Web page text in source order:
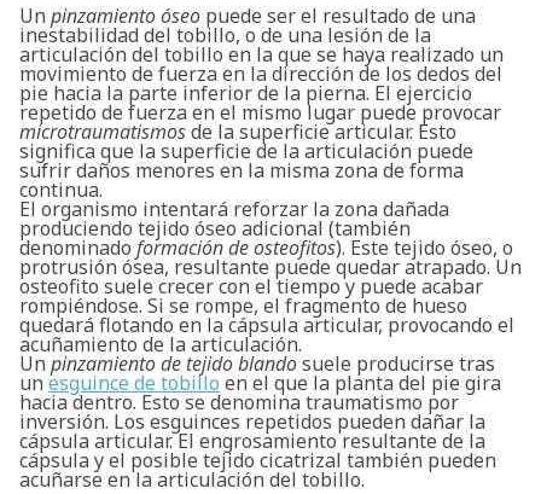
Un pinzamiento óseo puede ser el resultado de una
inestabilidad del tobillo, o de una lesión de la
articulación del tobillo en la que se haya realizado un
movimiento de fuerza en la dirección de los dedos del
pie hacia la parte inferior de la pierna. El ejercicio
repetido de fuerza en el mismo lugar puede provocar
microtraumatismosde la superficie articular. Esto
significa que la superficie de la articulación puede
sufrir daños menores en la misma zona de forma
continua.
El organismo intentará reforzar la zona dañada
produciendo tejido óseo adicional (también
denominado formación de osteofitos). Este tejido óseo, o
protrusión ósea, resultante puede quedar atrapado. Un
osteofito suele crecer con el tiempo y puede acabar
rompiéndose. Si se rompe, el fragmento de hueso
quedará flotando en la cápsula articular, provocando el
acuñamiento de la articulación.
Un pinzamiento de tejido blandosuele producirse tras
un esguince de tobillo en el que la planta del pie gira
hacia dentro. Esto se denomina traumatismo por
inversión. Los esguinces repetidos pueden dañar la
cápsula articular. El engrosamiento resultante de la
cápsula y el posible tejido cicatrizal también pueden
acuñarse en la articulación del tobillo.